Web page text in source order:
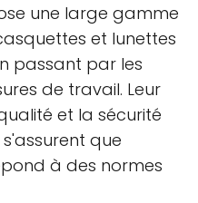
une large gamme
et lunettes
passant par les
de travail. Leur
et la sécurité
que
à des normes